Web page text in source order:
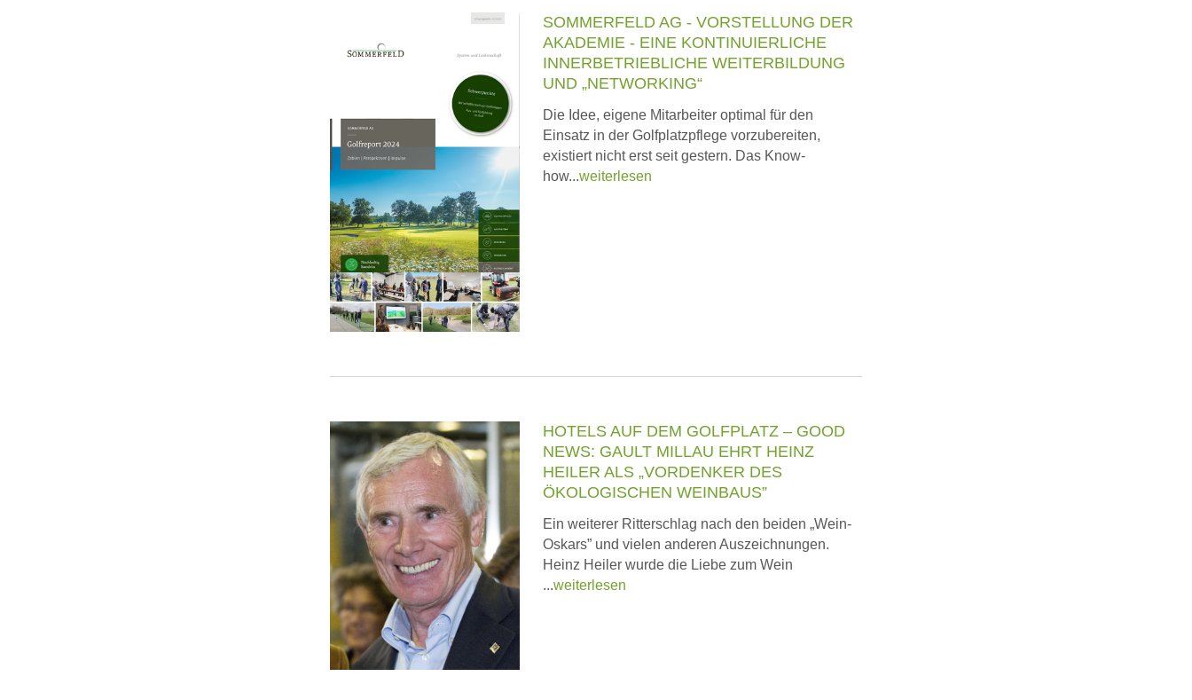
SOMMERFELD AG - VORSTELLUNG DER
AKADEMIE - EINE KONTINUIERLICHE
INNERBETRIEBLICHE WEITERBILDUNG
UND „NETWORKING“
Die Idee, eigene Mitarbeiter optimal für den
Einsatz in der Golfplatzpflege vorzubereiten,
existiert nicht erst seit gestern. Das Know-
how...weiterlesen
HOTELS AUF DEM GOLFPLATZ – GOOD
NEWS: GAULT MILLAU EHRT HEINZ
HEILER ALS „VORDENKER DES
ÖKOLOGISCHEN WEINBAUS”
Ein weiterer Ritterschlag nach den beiden „Wein-
Oskars” und vielen anderen Auszeichnungen.
Heinz Heiler wurde die Liebe zum Wein
...weiterlesen